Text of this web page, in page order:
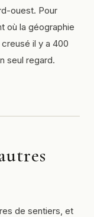
ouest. Pour
où la géographie
il y a 400
seul regard.
de sentiers, et